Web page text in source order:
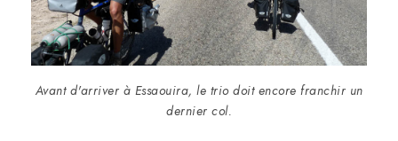
Avant d'arriver à Essaouira, le trio doit encore franchir un
dernier col.